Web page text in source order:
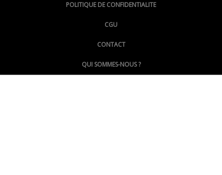
@LePoingMontpellier
POLITIQUE DE CONFIDENTIALITE
CGU
CONTACT
QUI SOMMES-NOUS ?